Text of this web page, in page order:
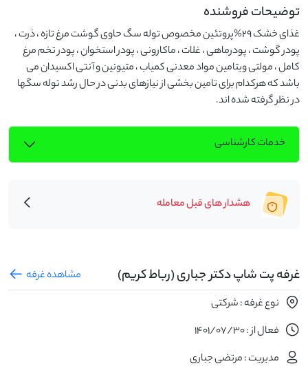
توضیحات فروشنده
در نظر گرفته شده اند.
خدمات کارشناسی
هشدار های قبل معامله
غرفه پت شاپ دکتر جباری (رباط کریم)
مشاهده غرفه
نوع غرفه : شرکتی
فعال از : 1401/07/30
مدیریت : مرتضی جباری